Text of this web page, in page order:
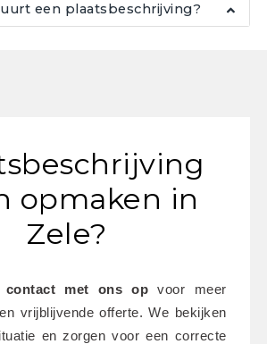
een plaatsbeschrijving?
opmaken in
Zele?
contact met ons op voor meer
vrijblijvende offerte. We bekijken
en zorgen voor een correcte